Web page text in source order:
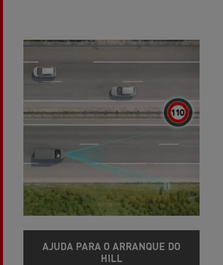
AJUDA PARA O ARRANQUE DO
HILL